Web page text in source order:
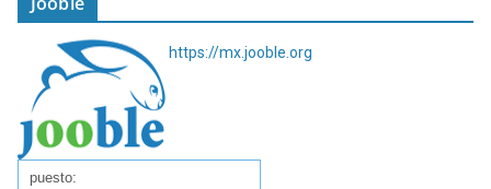
https://mx.jooble.org
puesto: